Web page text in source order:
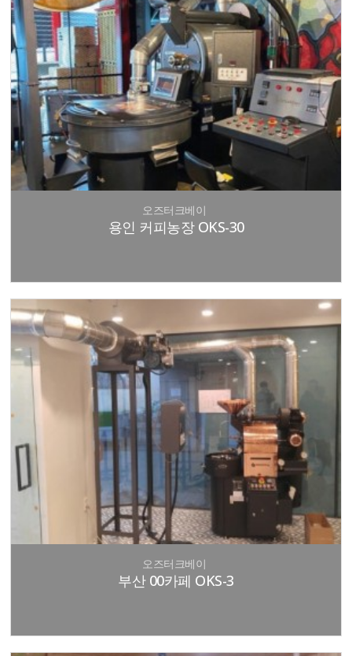
오즈터크베이
용인 커피농장 OKS-30
오즈터크베이
부산 00카페 OKS-3